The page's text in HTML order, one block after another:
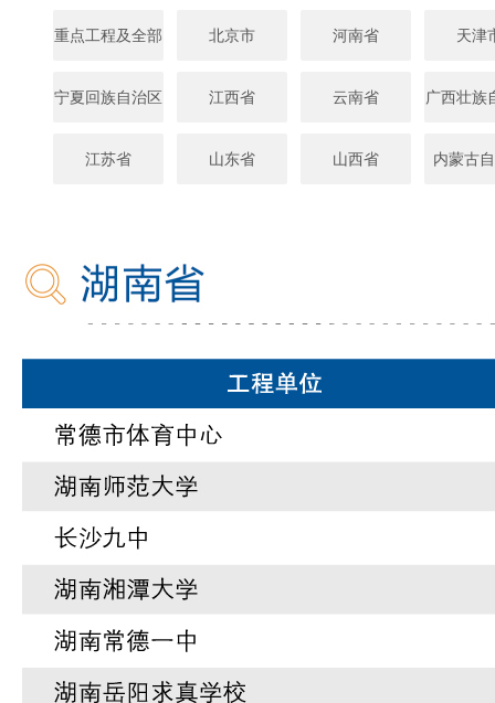
重点工程及全部 北京市 河南省 天津
宁夏回族自治区 江西省 云南省 广西壮族
江苏省 山东省 山西省 内蒙古